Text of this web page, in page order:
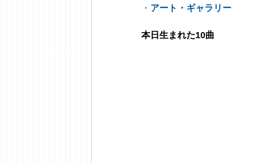
・ アート・ギャラリー
本日生まれた10曲